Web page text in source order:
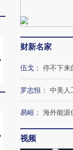
马航飞行员跨国走私7万
粒摇头丸 尿检体内含3种
【推广】走进第四届链博
财新名家
伍戈 ： 停不下来
罗志恒 ： 中美人
易峘 ： 海外能源
视频